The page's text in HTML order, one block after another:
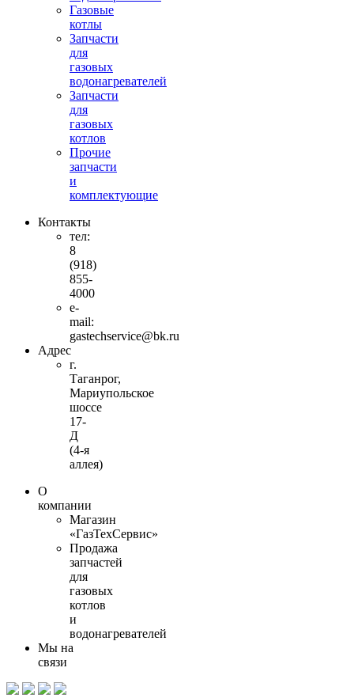
Газовые
котлы
Запчасти
для
газовых
водонагревателей
Запчасти
для
газовых
котлов
Прочие
запчасти
и
комплектующие
Контакты
тел:
8
(918)
855-
4000
e-
mail:
gastechservice@bk.ru
Адрес
г.
Таганрог,
Мариупольское
шоссе
17-
Д
(4-я
аллея)
О
компании
Магазин
«ГазТехСервис»
Продажа
запчастей
для
газовых
котлов
и
водонагревателей
Мы на
связи